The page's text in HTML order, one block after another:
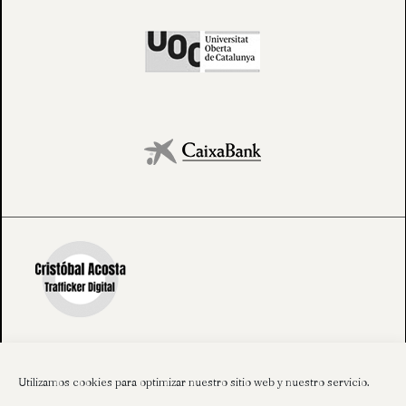
Utilizamos cookies para optimizar nuestro sitio web y nuestro servicio.